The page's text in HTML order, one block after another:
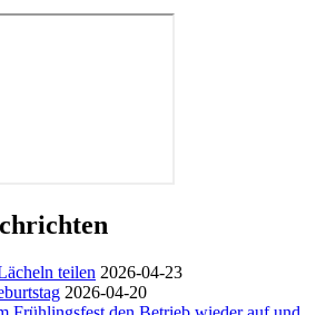
teilen 2026-04-23
2026-04-20